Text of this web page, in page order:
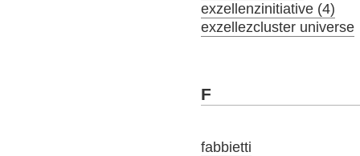
exzellenzinitiative (4)
exzellezcluster universe
F
fabbietti